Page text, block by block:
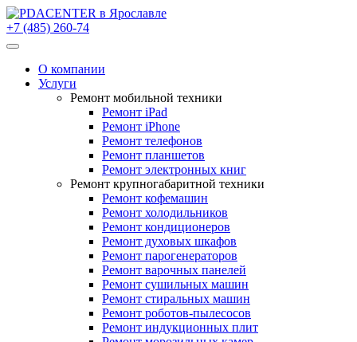
+7 (485) 260-74
О компании
Услуги
Ремонт мобильной техники
Ремонт iPad
Ремонт iPhone
Ремонт телефонов
Ремонт планшетов
Ремонт электронных книг
Ремонт крупногабаритной техники
Ремонт кофемашин
Ремонт холодильников
Ремонт кондиционеров
Ремонт духовых шкафов
Ремонт парогенераторов
Ремонт варочных панелей
Ремонт сушильных машин
Ремонт стиральных машин
Ремонт роботов-пылесосов
Ремонт индукционных плит